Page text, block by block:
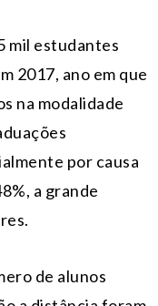
mil estudantes
2017, ano em que
na modalidade
por causa
a grande
de alunos